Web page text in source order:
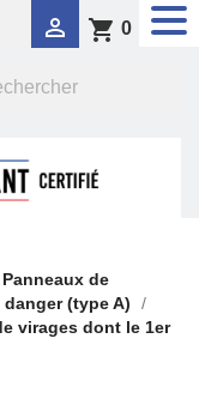
 shopping_cart 0
Panneaux de
danger (type A)
virages dont le 1er